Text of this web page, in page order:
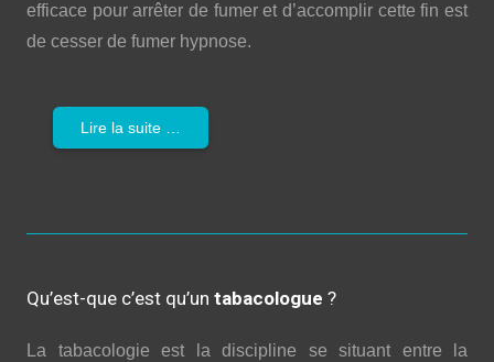
efficace pour arrêter de fumer et d’accomplir cette fin est
de cesser de fumer hypnose.
Lire la suite …
Qu’est-que c’est qu’un tabacologue ?
La tabacologie est la discipline se situant entre la